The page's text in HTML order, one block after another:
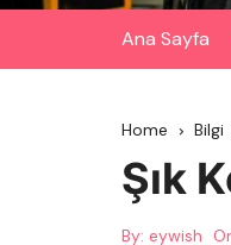
Ana Sayfa
Home Bilgi
Şık
By: eywish